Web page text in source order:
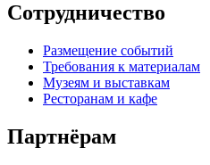
Сотрудничество
Размещение событий
Требования к материалам
Музеям и выставкам
Ресторанам и кафе
Партнёрам